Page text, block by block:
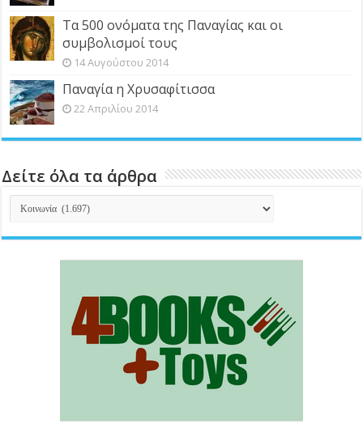
Τα 500 ονόματα της Παναγίας και οι
συμβολισμοί τους
14 Αυγούστου 2014
Παναγία η Χρυσαφίτισσα
22 Απριλίου 2014
Δείτε όλα τα άρθρα
Δείτε
όλα
τα